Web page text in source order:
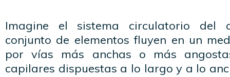
Imagine el sistema circulatorio del
conjunto de elementos fluyen en un
por vías más anchas o más
capilares dispuestas a lo largo y a lo